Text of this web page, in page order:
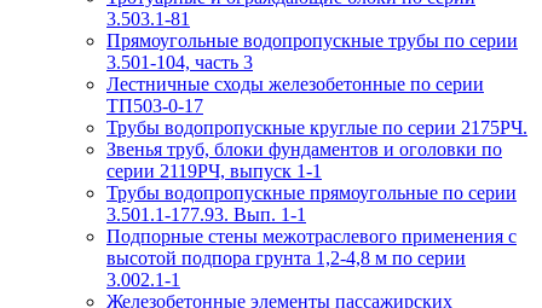
3.503.1-81
Прямоугольные водопропускные трубы по серии
3.501-104, часть 3
Лестничные сходы железобетонные по серии
ТП503-0-17
Трубы водопропускные круглые по серии 2175РЧ.
Звенья труб, блоки фундаментов и оголовки по
серии 2119РЧ, выпуск 1-1
Трубы водопропускные прямоугольные по серии
3.501.1-177.93. Вып. 1-1
Подпорные стены межотраслевого применения с
высотой подпора грунта 1,2-4,8 м по серии
3.002.1-1
Железобетонные элементы пассажирских